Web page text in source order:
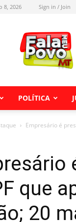
8, 2026 Sign in / Join
Fala
meu
Povo
MT
POLÍTICA
Empresário é
que
20